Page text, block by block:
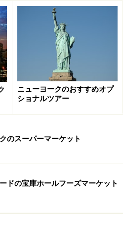
影響力に注目
、決してYelper(イェルパー)と
ない。閲覧者にとっては、一
カの権威あるメディアでもレ
るが、その批評家にも偏った
者の彼らに対する好き・嫌い
。その点、このイェルプでは
べているので、自分たち読者
のである。「この店って手探
いデートもムフフなムードに
常に使える(？)情報も満載な
ニューヨークのおすすめオプ
ショナルツアー
のスーパーマーケット
ドの宝庫ホールフーズマーケット